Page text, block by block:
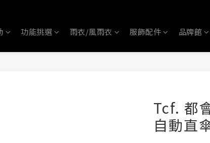
功能挑選 雨衣/風雨衣 服飾配件 品牌館
Tcf. 都
自動直